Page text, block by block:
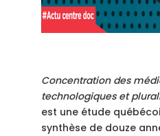
Concentration des
technologiques et
est une étude
synthèse de douze